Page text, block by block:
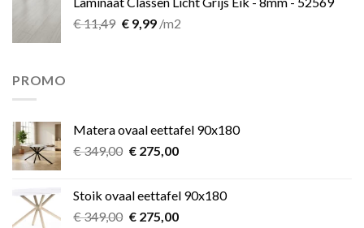
€11,49 Oorspronkelijke
€9,99Huidige
/m2
PROMO
Matera ovaal eettafel 90x180
€349,00 Oorspronkelijke
€ 349,00.
€275,00Huidige
€ 275,00.
Stoik ovaal eettafel 90x180
€349,00 Oorspronkelijke
€275,00Huidige